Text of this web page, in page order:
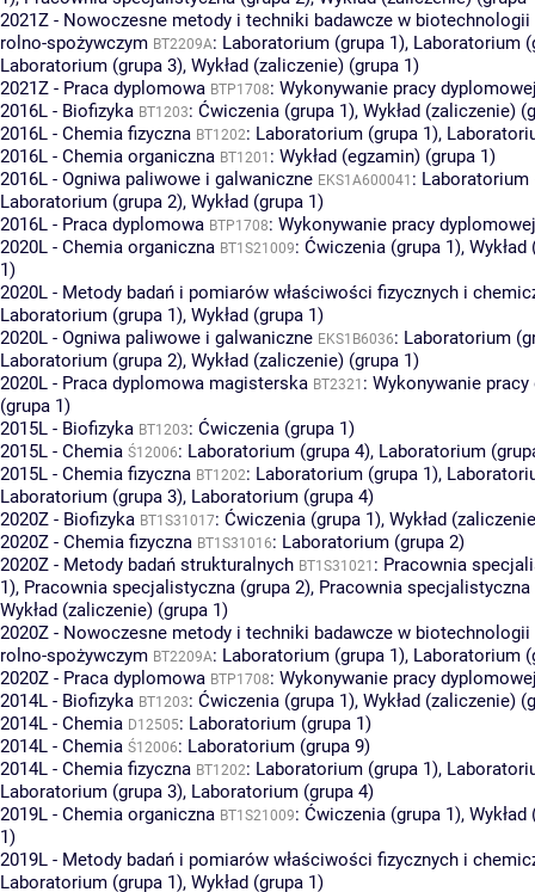
2021Z - Nowoczesne metody i techniki badawcze w
rolno-spożywczym BT2209A: Laboratorium (grupa 1), Laboratorium
Laboratorium (grupa 3), Wykład (zaliczenie) (grupa 1)
2021Z - Praca dyplomowa BTP1708: Wykonywanie pracy
2016L - Biofizyka BT1203: Ćwiczenia (grupa 1), Wykład (zaliczenie)
2016L - Chemia fizyczna BT1202: Laboratorium (grupa 1),
2016L - Chemia organiczna BT1201 : Wykład (egzamin) (grupa 1)
2016L - Ogniwa paliwowe i galwaniczne EKS1A600041 : Laboratorium
Laboratorium (grupa 2), Wykład (grupa 1)
2016L - Praca dyplomowa BTP1708: Wykonywanie pracy
2020L - Chemia organiczna BT1S21009: Ćwiczenia (grupa 1),
1)
2020L - Metody badań i pomiarów właściwości fizycznych i
Laboratorium (grupa 1), Wykład (grupa 1)
2020L - Ogniwa paliwowe i galwaniczne EKS1B6036: Laboratorium
Laboratorium (grupa 2), Wykład (zaliczenie) (grupa 1)
2020L - Praca dyplomowa magisterska BT2321 : Wykonywanie
(grupa 1)
2015L - Biofizyka BT1203: Ćwiczenia (grupa 1)
2015L - Chemia Ś12006: Laboratorium (grupa 4), Laboratorium
2015L - Chemia fizyczna BT1202: Laboratorium (grupa 1),
Laboratorium (grupa 3), Laboratorium (grupa 4)
2020Z - Biofizyka BT1S31017: Ćwiczenia (grupa 1), Wykład
2020Z - Chemia fizyczna BT1S31016: Laboratorium (grupa 2)
2020Z - Metody badań strukturalnych BT1S31021 : Pracownia
1), Pracownia specjalistyczna (grupa 2), Pracownia specjalistyczna
Wykład (zaliczenie) (grupa 1)
2020Z - Nowoczesne metody i techniki badawcze w
rolno-spożywczym BT2209A: Laboratorium (grupa 1), Laboratorium
2020Z - Praca dyplomowa BTP1708: Wykonywanie pracy
2014L - Biofizyka BT1203: Ćwiczenia (grupa 1), Wykład (zaliczenie)
2014L - Chemia D12505: Laboratorium (grupa 1)
2014L - Chemia Ś12006: Laboratorium (grupa 9)
2014L - Chemia fizyczna BT1202: Laboratorium (grupa 1),
Laboratorium (grupa 3), Laboratorium (grupa 4)
2019L - Chemia organiczna BT1S21009: Ćwiczenia (grupa 1),
1)
2019L - Metody badań i pomiarów właściwości fizycznych i
Laboratorium (grupa 1), Wykład (grupa 1)